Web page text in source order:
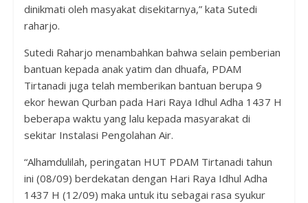
dinikmati oleh masyakat disekitarnya,” kata Sutedi
raharjo.
Sutedi Raharjo menambahkan bahwa selain pemberian
bantuan kepada anak yatim dan dhuafa, PDAM
Tirtanadi juga telah memberikan bantuan berupa 9
ekor hewan Qurban pada Hari Raya Idhul Adha 1437 H
beberapa waktu yang lalu kepada masyarakat di
sekitar Instalasi Pengolahan Air.
“Alhamdulilah, peringatan HUT PDAM Tirtanadi tahun
ini (08/09) berdekatan dengan Hari Raya Idhul Adha
1437 H (12/09) maka untuk itu sebagai rasa syukur